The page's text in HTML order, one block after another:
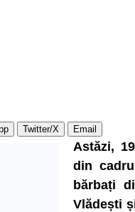
Twitter/X Email
Astăzi,
din
bărbați
Vlădești